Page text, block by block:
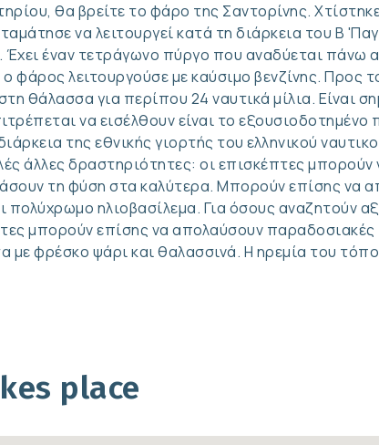
θα βρείτε το φάρο της Σαντορίνης.
να λειτουργεί κατά τη διάρκεια του Β
Έχει έναν τετράγωνο πύργο που αναδύεται
ο φάρος λειτουργούσε με καύσιμο βενζίνης.
θάλασσα για περίπου 24 ναυτικά μίλια. Είναι
να εισέλθουν είναι το
της εθνικής γιορτής του ελληνικού
άλλες δραστηριότητες: οι επισκέπτες
τη φύση στα καλύτερα. Μπορούν επίσης να
ηλιοβασίλεμα. Για όσους αναζητούν
μπορούν επίσης να απολαύσουν
φρέσκο ​​ψάρι και θαλασσινά. Η ηρεμία του
place